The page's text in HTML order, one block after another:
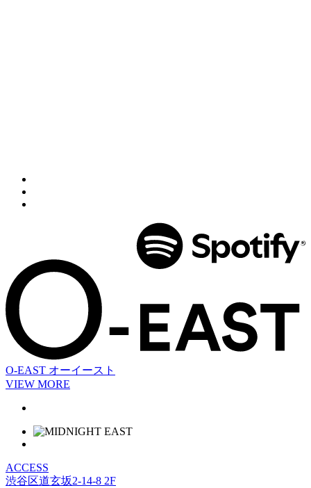
O-EAST オーイースト
VIEW MORE
ACCESS
渋谷区道玄坂2-14-8 2F